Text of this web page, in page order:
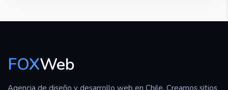
FOXWeb